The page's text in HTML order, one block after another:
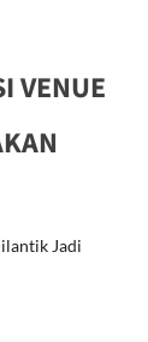
VENUE
Jadi